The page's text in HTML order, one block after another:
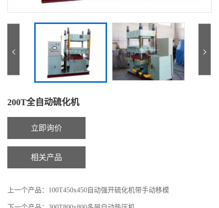
200T全自动硫化机
立即询价
相关产品
上一个产品：100T450x450自动强开硫化机带手动移模